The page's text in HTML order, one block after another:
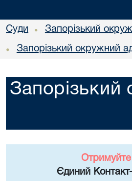
Суди • Запорізький
• Запорізький окружний
Запорізький
Єдиний